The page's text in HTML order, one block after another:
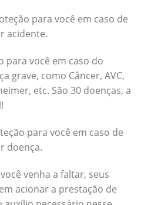
para você em caso de
acidente.
para você em caso do
grave, como Câncer, AVC,
etc. São 30 doenças, a
para você em caso de
doença.
venha a faltar, seus
acionar a prestação de